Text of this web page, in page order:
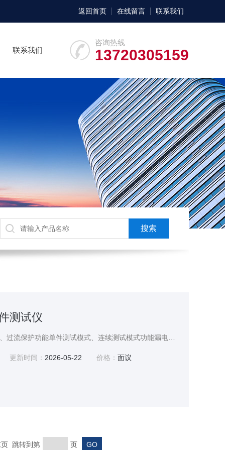
返回首页 在线留言 联系我们
咨询热线
13720305159
联系我们
测试仪
更新时间： 2026-05-22 价格：面议
跳转到第 页